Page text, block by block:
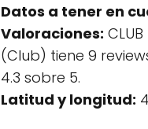
Datos a tener en
Valoraciones: CLUB
(Club) tiene 9
4.3 sobre 5.
Latitud y longitud: